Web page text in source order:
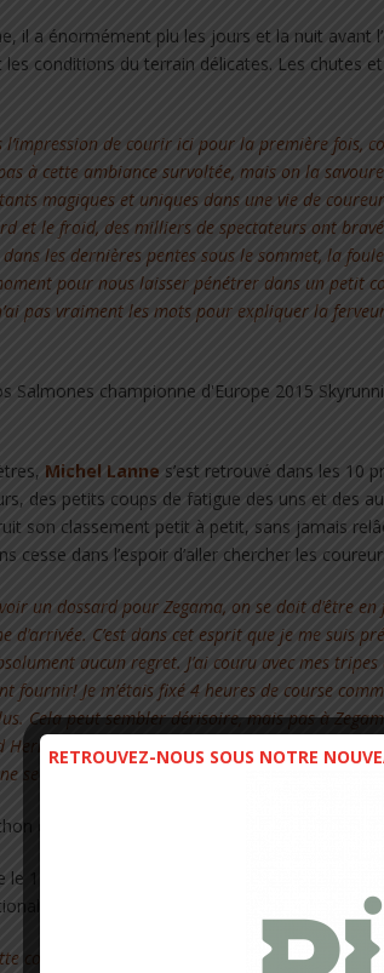
il a énormément plu les jours et la nuit avant
conditions du terrain délicates. Les chutes
l’impression de courir ici pour la première fois,
à cette ambiance survoltée, mais on la
magiques et uniques dans une vie de
et le froid, des milliers de spectateurs ont bravé
les dernières pentes sous le sommet, la
pour nous laisser pénétrer dans un petit
pas vraiment les mots pour expliquer la
Michel Lanne s’est retrouvé dans les 10
des petits coups de fatigue des uns et des
son classement petit à petit, sans jamais
cesse dans l’espoir d’aller chercher les
un dossard pour Zegama, on se doit d’être
d’arrivée. C’est dans cet esprit que je me suis
aucun regret. J’ai couru avec mes
fournir! Je m’étais fixé 4 heures de course
Cela peut sembler dérisoire, mais pas à
Hernandez se sont glissés dans le classement,
seconde est une seconde !»
le 12 avril du 41 km du Buffalo Stampede
le Marathon de Zegama.
course est parfaite pour savoir où j’en suis
RETROUVEZ-NOUS SOUS NOTRE